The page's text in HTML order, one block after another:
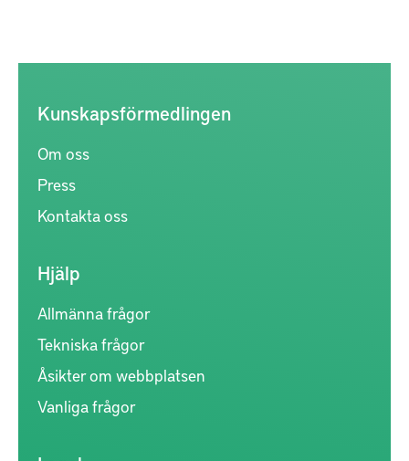
Kunskapsförmedlingen
Om oss
Press
Kontakta oss
Hjälp
Allmänna frågor
Tekniska frågor
Åsikter om webbplatsen
Vanliga frågor